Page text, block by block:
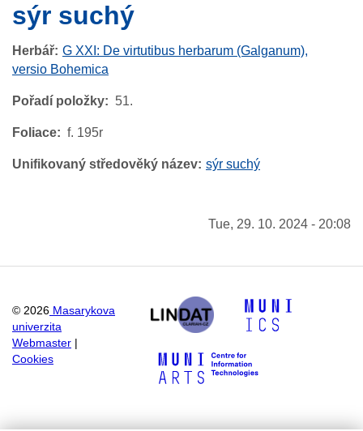
sýr suchý
Herbář G XXI: De virtutibus herbarum (Galganum),
versio Bohemica
Pořadí položky 51.
Foliace f. 195r
Unifikovaný středověký název sýr suchý
Tue, 29. 10. 2024 - 20:08
© 2026 Masarykova
univerzita
Webmaster
Cookies